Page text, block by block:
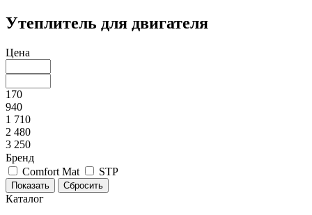
Утеплитель для двигателя
Цена
170
940
1 710
2 480
3 250
Бренд
Comfort Mat
STP
Каталог